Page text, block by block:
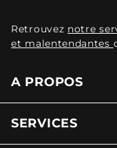
Retrouvez notre
et malentendantes
A PROPOS
SERVICES